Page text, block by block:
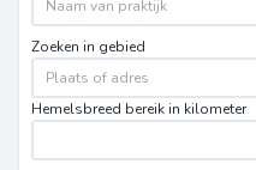
Zoeken in gebied
Hemelsbreed bereik in kilometer